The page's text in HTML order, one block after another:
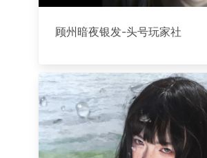
顾州暗夜银发-头号玩家社